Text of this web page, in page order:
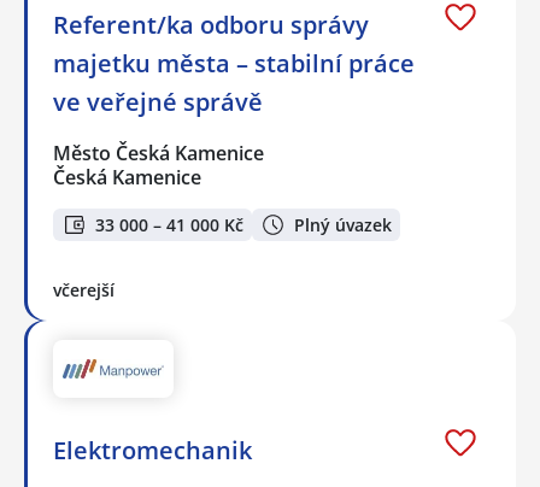
Referent/ka odboru správy
majetku města – stabilní práce
ve veřejné správě
Město Česká Kamenice
Česká Kamenice
33 000 – 41 000 Kč Plný úvazek
včerejší
Elektromechanik